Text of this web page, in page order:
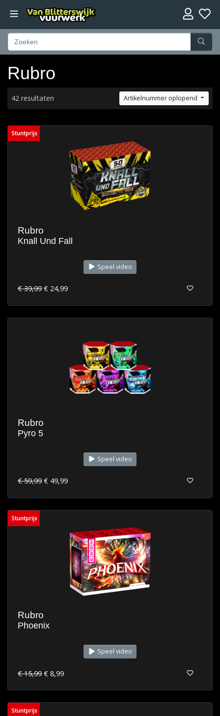
Rubro
42 resultaten Artikelnummer oplopend
Stuntprijs
Rubro
Knall Und Fall
Speel video
€ 39,99 € 24,99
Rubro
Pyro 5
Speel video
€ 59,99 € 49,99
Stuntprijs
Rubro
Phoenix
Speel video
€ 15,99 € 8,99
Stuntprijs